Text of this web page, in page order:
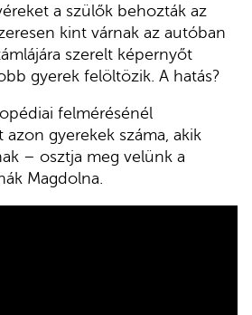
a szülők behozták az
kint várnak az autóban
szerelt képernyőt
gyerek felöltözik. A hatás?
felmérésénél
gyerekek száma, akik
– osztja meg velünk a
Magdolna.